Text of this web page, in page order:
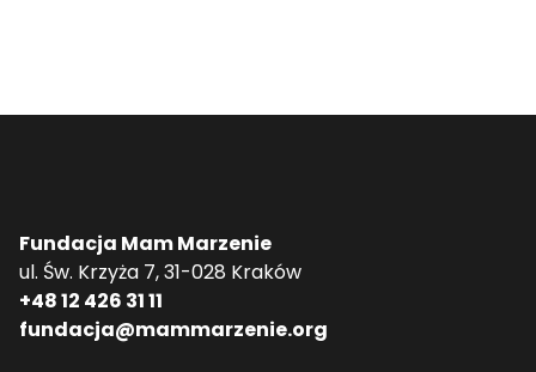
Fundacja Mam Marzenie
ul. Św. Krzyża 7, 31-028 Kraków
+48 12 426 31 11
fundacja@mammarzenie.org